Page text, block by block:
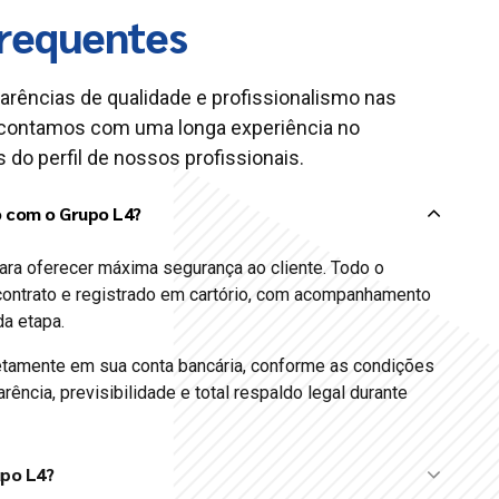
de qualidade e profissionalismo nas
com uma longa experiência no
do perfil de nossos profissionais.
o Grupo L4?
oferecer máxima segurança ao cliente. Todo o
e registrado em cartório, com acompanhamento
etapa.
em sua conta bancária, conforme as condições
previsibilidade e total respaldo legal durante
L4?